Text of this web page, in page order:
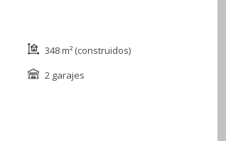
348 m² (construidos)
2 garajes